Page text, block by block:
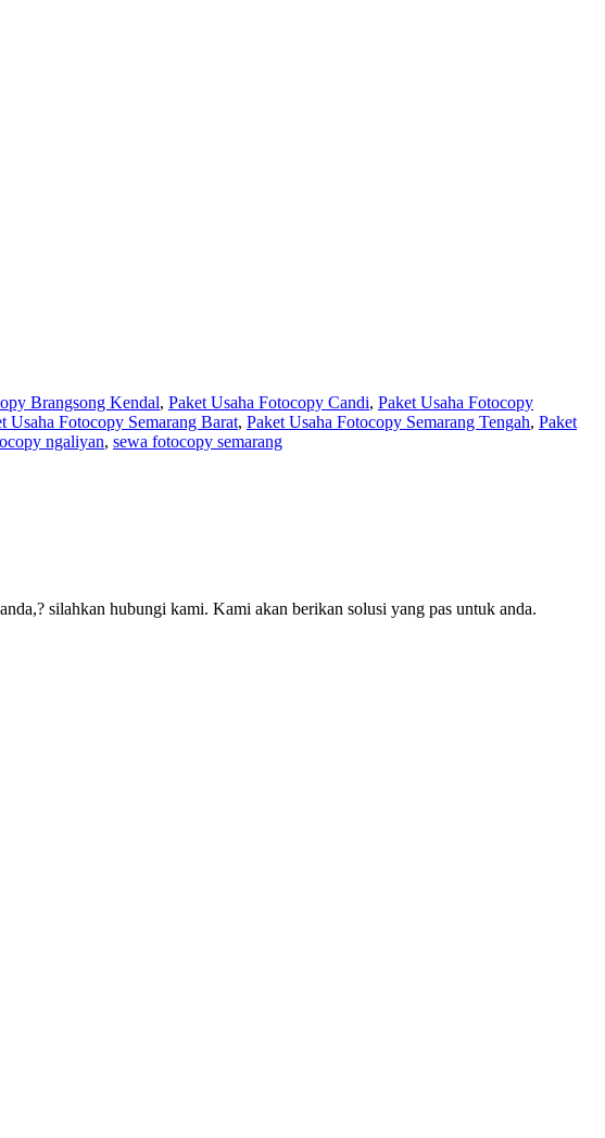
Brangsong Kendal, Paket Usaha Fotocopy Candi, Paket Usaha Fotocopy
Usaha Fotocopy Semarang Barat, Paket Usaha Fotocopy Semarang Tengah, Paket
ngaliyan, sewa fotocopy semarang
silahkan hubungi kami. Kami akan berikan solusi yang pas untuk anda.